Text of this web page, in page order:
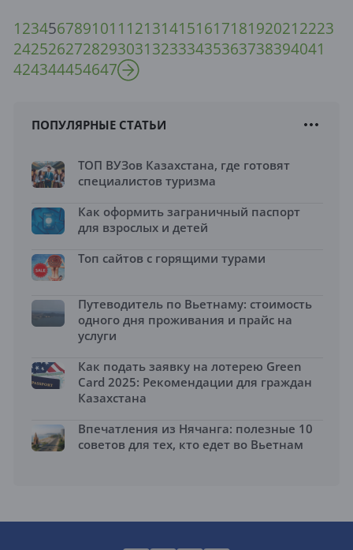
1234567891011 121314151617181920212223
242526272829303132333435363738394041
424344454647
ПОПУЛЯРНЫЕ СТАТЬИ
ТОП ВУЗов Казахстана, где готовят
специалистов туризма
Как оформить заграничный паспорт
для взрослых и детей
Топ сайтов с горящими турами
Путеводитель по Вьетнаму: стоимость
одного дня проживания и прайс на
услуги
Как подать заявку на лотерею Green
Card 2025: Рекомендации для граждан
Казахстана
Впечатления из Нячанга: полезные 10
советов для тех, кто едет во Вьетнам